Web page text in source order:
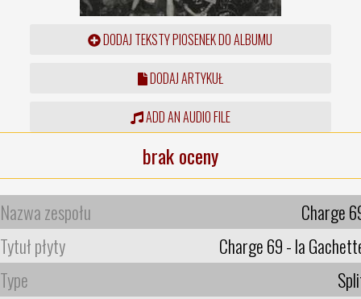
DODAJ TEKSTY PIOSENEK DO ALBUMU
DODAJ ARTYKUŁ
ADD AN AUDIO FILE
brak oceny
Nazwa zespołu
Charge
Tytuł płyty
Charge 69 - la
Type